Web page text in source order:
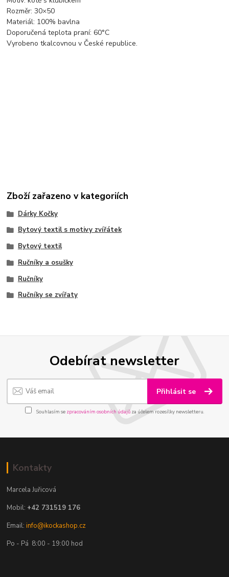
Rozměr: 30×50
Materiál: 100% bavlna
Doporučená teplota praní: 60°C
Vyrobeno tkalcovnou v České republice.
Zboží zařazeno v kategoriích
Dárky Kočky
Bytový textil s motivy zvířátek
Bytový textil
Ručníky a osušky
Ručníky
Ručníky se zvířaty
Odebírat newsletter
Přihlásit se
Souhlasím se zpracováním osobních údajůza účelem rozesílky newsletteru.
Kontakty
Marcela Juřicová
Mobil: +42 731519 176
Email:info@ikockashop.cz
Po - Pá 8:00 - 19:00 hod